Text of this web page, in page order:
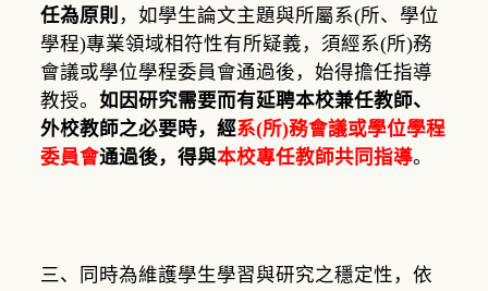
任為原則 ，如學生論文主題與所屬系(所、學位
學程)專業領域相符性有所疑義，須經系(所)務
會議或學位學程委員會通過後，始得擔任指導
教授。 如因研究需要而有延聘本校兼任教師、
外校教師之必要時，經系(所)務會議或學位學程
委員會通過後，得與本校專任教師共同指導。
三、同時為維護學生學習與研究之穩定性，依